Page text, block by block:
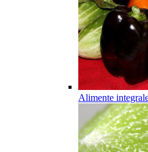
Alimente